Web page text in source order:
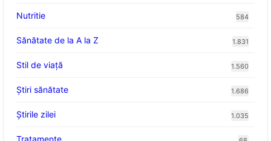
Nutritie 584
Sănătate de la A la Z 1.831
Stil de viaţă 1.560
Ştiri sănătate 1.686
Știrile zilei 1.035